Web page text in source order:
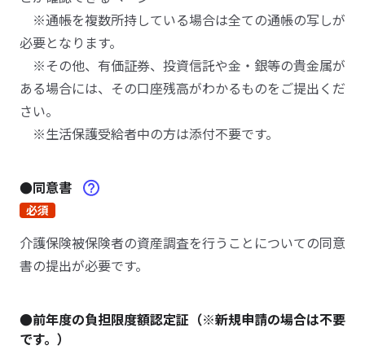
※通帳を複数所持している場合は全ての通帳の写しが
必要となります。
※その他、有価証券、投資信託や金・銀等の貴金属が
ある場合には、その口座残高がわかるものをご提出くだ
さい。
※生活保護受給者中の方は添付不要です。
●同意書
必須
介護保険被保険者の資産調査を行うことについての同意
書の提出が必要です。
●前年度の負担限度額認定証（※新規申請の場合は不要
です。）